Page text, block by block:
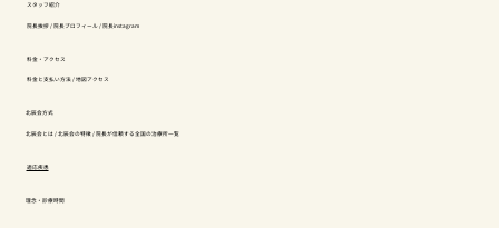
スタッフ紹介
院長挨拶/院長プロフィール/院長instagram
料金・アクセス
料金と支払い方法/地図アクセス
北辰会方式
北辰会とは /北辰会の特徴/院長が信頼する全国の治療所一覧
適応疾患
理念・診療時間